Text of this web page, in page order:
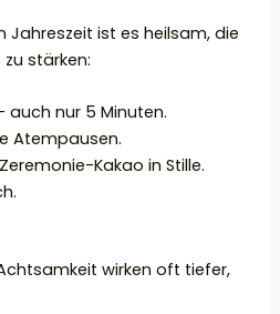
Jahreszeit ist es heilsam, die
stärken:
auch nur 5 Minuten.
Atempausen.
Kakao in Stille.
wirken oft tiefer,